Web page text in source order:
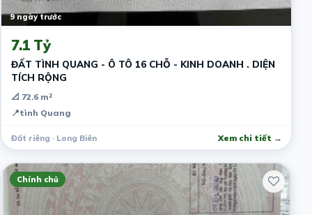
9 ngày trước
7.1 Tỷ
ĐẤT TÌNH QUANG - Ô TÔ 16 CHỖ - KINH DOANH . DIỆN
TÍCH RỘNG
📐 72.6 m²
📍tình Quang
Đất riêng · Long Biên Xem chi tiết →
Chính chủ